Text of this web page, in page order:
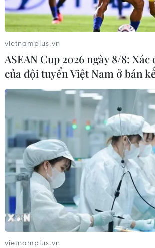
Ngư dân Quảng Bình thả cá
về với biển
21/02/2014 14:41
Theo ngư dân Hồ Văn Năm, khi mắc
biển này còn sống, nặng hơn 10kg,
hồng, dưới bụng có màu vàng.
vietnamplus.vn
ASEAN Cup 2026 ngày 8/8:
của đội tuyển Việt Nam ở bán
vietnamplus.vn